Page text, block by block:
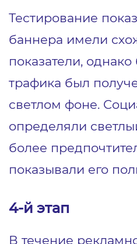
Тестирование
баннера имели
показатели,
трафика был
светлом фоне.
определяли
более
показывали его
4-й этап
В течение